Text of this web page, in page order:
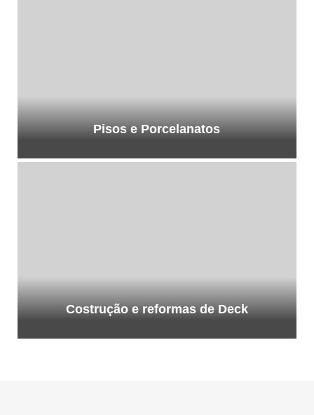
Pisos e Porcelanatos
Costrução e reformas de Deck